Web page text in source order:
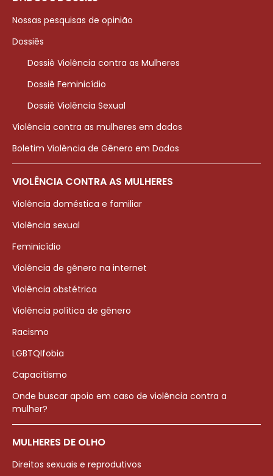
Nossas pesquisas de opinião
Dossiês
Dossiê Violência contra as Mulheres
Dossiê Feminicídio
Dossiê Violência Sexual
Violência contra as mulheres em dados
Boletim Violência de Gênero em Dados
VIOLÊNCIA CONTRA AS MULHERES
Violência doméstica e familiar
Violência sexual
Feminicídio
Violência de gênero na internet
Violência obstétrica
Violência política de gênero
Racismo
LGBTQIfobia
Capacitismo
Onde buscar apoio em caso de violência contra a
mulher?
MULHERES DE OLHO
Direitos sexuais e reprodutivos